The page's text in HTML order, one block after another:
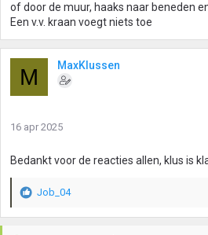
of door de muur, haaks naar beneden
Een v.v. kraan voegt niets toe
M MaxKlussen
16 apr 2025
Bedankt voor de reacties allen, klus is
W
Job_04